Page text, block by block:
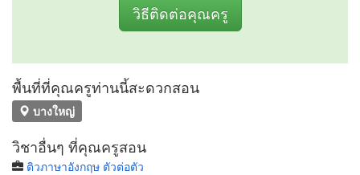
วิธีติดต่อคุณครู
พื้นที่ที่คุณครูท่านนี้สะดวกสอน
บางใหญ่
วิชาอื่นๆ ที่คุณครูสอน
ติวภาษาอังกฤษ ตัวต่อตัว